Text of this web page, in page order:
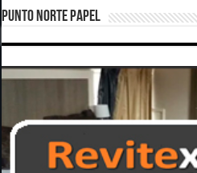
PUNTO NORTE PAPEL